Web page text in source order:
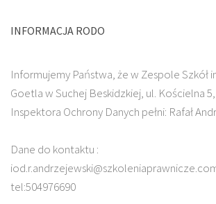
INFORMACJA RODO
Informujemy Państwa, że w Zespole Szkół
Goetla w Suchej Beskidzkiej, ul. Kościelna
Inspektora Ochrony Danych pełni: Rafał
Dane do kontaktu :
tel:504976690